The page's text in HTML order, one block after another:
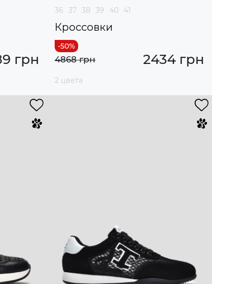
грн
36 37 38 39 40 41
Кроссовки
2434 грн
4868 грн
2 цвета